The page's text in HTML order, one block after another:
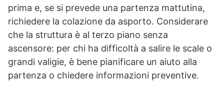
prima e, se si prevede una partenza mattutina,
richiedere la colazione da asporto. Considerare
che la struttura è al terzo piano senza
ascensore: per chi ha difficoltà a salire le scale o
grandi valigie, è bene pianificare un aiuto alla
partenza o chiedere informazioni preventive.